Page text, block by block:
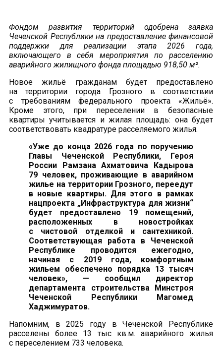
Фондом развития территорий одобрена заявка
Чеченской Республики на предоставление финансовой
поддержки для реализации этапа 2026 года,
включающего в себя мероприятия по расселению
аварийного жилищного фонда площадью 918,50 м².
Новое жильё гражданам будет предоставлено
на территории города Грозного в соответствии
с требованиям федерального проекта «Жильё».
Кроме этого, при переселении в безопасные
квартиры учитывается и жилая площадь: она будет
соответствовать квадратуре расселяемого жилья.
«Уже до конца 2026 года по поручению
Главы Чеченской Республики, Героя
России Рамзана Ахматовича Кадырова
79 человек, проживающие в аварийном
жилье на территории Грозного, переедут
в новые квартиры. Для этого в рамках
нацпроекта „Инфраструктура для жизни“
будет предоставлено 19 помещений,
расположенных в новостройках
с чистовой отделкой и сантехникой.
Соответствующая работа в Чеченской
Республике проводится ежегодно,
начиная с 2019 года, комфортным
жильем обеспечено порядка 13 тысяч
человек», — сообщил директор
департамента строительства Минстроя
Чеченской Республики Магомед
Хаджимуратов.
Напомним, в 2025 году в Чеченской Республике
расселены более 13 тыс кв.м. аварийного жилья
с переселением 733 человека.